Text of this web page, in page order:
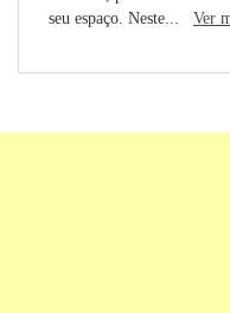
seu espaço. Neste... Ver